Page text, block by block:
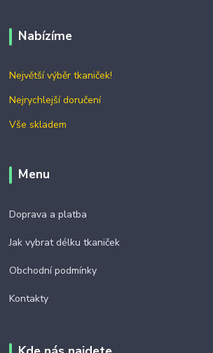
Nabízíme
Největší výběr tkaniček!
Nejrychlejší doručení
Vše skladem
Menu
Doprava a platba
Jak vybrat délku tkaniček
Obchodní podmínky
Kontakty